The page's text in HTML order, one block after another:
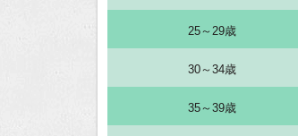
25～29歳
30～34歳
35～39歳